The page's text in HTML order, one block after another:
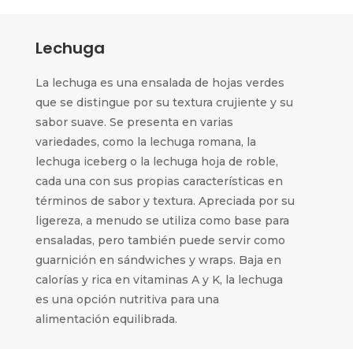
Lechuga
La lechuga es una ensalada de hojas verdes
que se distingue por su textura crujiente y su
sabor suave. Se presenta en varias
variedades, como la lechuga romana, la
lechuga iceberg o la lechuga hoja de roble,
cada una con sus propias características en
términos de sabor y textura. Apreciada por su
ligereza, a menudo se utiliza como base para
ensaladas, pero también puede servir como
guarnición en sándwiches y wraps. Baja en
calorías y rica en vitaminas A y K, la lechuga
es una opción nutritiva para una
alimentación equilibrada.